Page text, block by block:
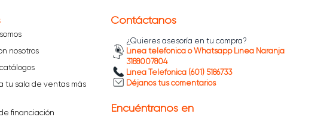
nosotros
tu sala de ventas más
financiación
Contáctanos
¿Quieres asesoría en tu compra?
Línea telefónica o Whatsapp Línea Naranja
3188007804
Línea Telefónica (601) 5186733
Déjanos tus comentarios
Encuéntranos en